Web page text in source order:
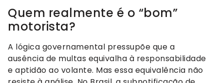
Quem realmente é o “bom”
motorista?
A lógica governamental pressupõe que a
ausência de multas equivalha à responsabilidade
e aptidão ao volante. Mas essa equivalência não